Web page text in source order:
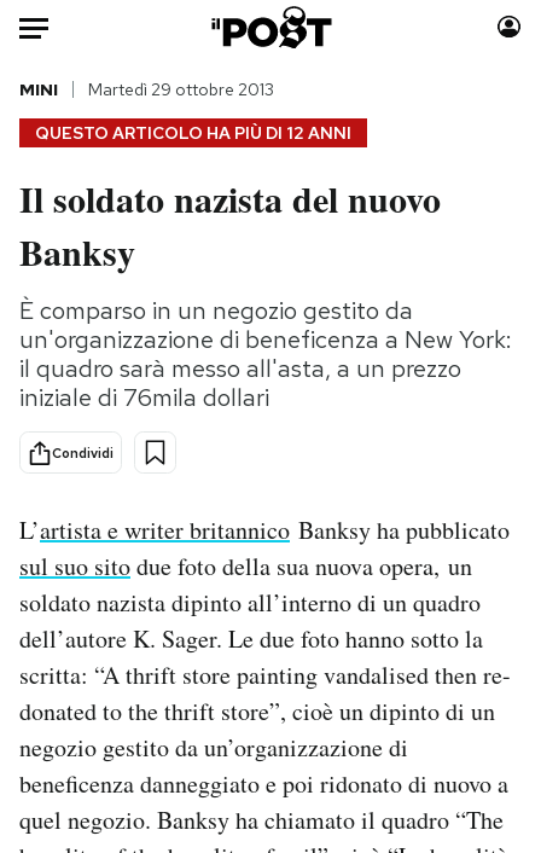
HOME
Italia
Politica
Tecnologia
Internet
Scienza
Cultura
Economia
Moda
Storie/Idee
Ok Boomer!
Media
NEWSLETTER
I MIEI PREFERITI
SHOP
QUESTO ARTICOLO HA PIÙ DI 12 ANNI
MINI Martedì 29 ottobre 2013
Il soldato nazista del nuovo
Banksy
È comparso in un negozio gestito da
un'organizzazione di beneficenza a New York:
il quadro sarà messo all'asta, a un prezzo
iniziale di 76mila dollari
Condividi
L’artista e writer britannico Banksy ha pubblicato
sul suo sitodue foto della sua nuova opera, un
soldato nazista dipinto all’interno di un quadro
dell’autore K. Sager. Le due foto hanno sotto la
scritta: “A thrift store painting vandalised then re-
donated to the thrift store”, cioè un dipinto di un
negozio gestito da un’organizzazione di
beneficenza danneggiato e poi ridonato di nuovo a
quel negozio. Banksy ha chiamato il quadro “The